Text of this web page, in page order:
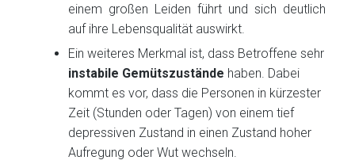
einem großen Leiden führt und sich deutlich
auf ihre Lebensqualität auswirkt.
Ein weiteres Merkmal ist, dass Betroffene sehr
instabile Gemütszustände haben. Dabei
kommt es vor, dass die Personen in kürzester
Zeit (Stunden oder Tagen) von einem tief
depressiven Zustand in einen Zustand hoher
Aufregung oder Wut wechseln.